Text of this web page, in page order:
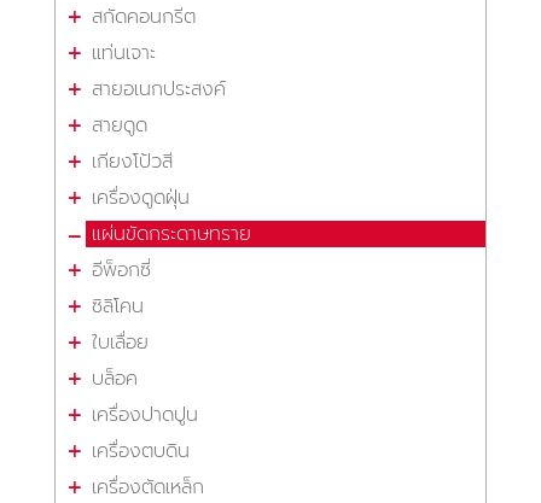
สกัดคอนกรีต
แท่นเจาะ
สายอเนกประสงค์
สายดูด
เกียงโป้วสี
เครื่องดูดฝุ่น
แผ่นขัดกระดาษทราย
อีพ็อกซี่
ซิลิโคน
ใบเลื่อย
บล็อค
เครื่องปาดปูน
เครื่องตบดิน
เครื่องตัดเหล็ก